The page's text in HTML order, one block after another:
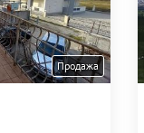
Продажа